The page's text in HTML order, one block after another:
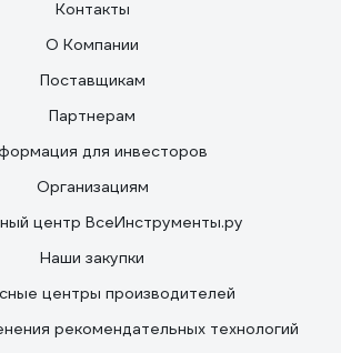
Контакты
О Компании
Поставщикам
Партнерам
для инвесторов
Организациям
центр ВсеИнструменты.ру
Наши закупки
центры производителей
рекомендательных технологий